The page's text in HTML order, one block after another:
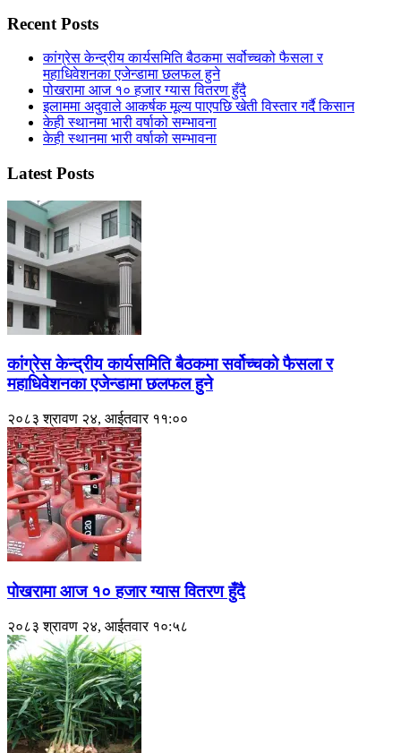
Recent Posts
कांग्रेस केन्द्रीय कार्यसमिति बैठकमा सर्वोच्चको फैसला र
महाधिवेशनका एजेन्डामा छलफल हुने
पोखरामा आज १० हजार ग्यास वितरण हुँदै
इलाममा अदुवाले आकर्षक मूल्य पाएपछि खेती विस्तार गर्दै किसान
केही स्थानमा भारी वर्षाको सम्भावना
केही स्थानमा भारी वर्षाको सम्भावना
Latest Posts
कांग्रेस केन्द्रीय कार्यसमिति बैठकमा सर्वोच्चको फैसला र
महाधिवेशनका एजेन्डामा छलफल हुने
२०८३ श्रावण २४, आईतवार ११:००
पोखरामा आज १० हजार ग्यास वितरण हुँदै
२०८३ श्रावण २४, आईतवार १०:५८